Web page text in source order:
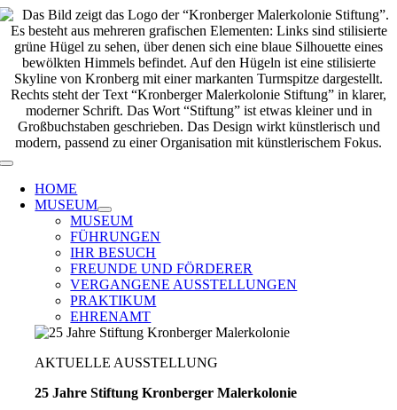
Zum
Inhalt
springen
Toggle
Navigation
HOME
MUSEUM
MUSEUM
FÜHRUNGEN
IHR BESUCH
FREUNDE UND FÖRDERER
VERGANGENE AUSSTELLUNGEN
PRAKTIKUM
EHRENAMT
AKTUELLE AUSSTELLUNG
25 Jahre Stiftung Kronberger Malerkolonie